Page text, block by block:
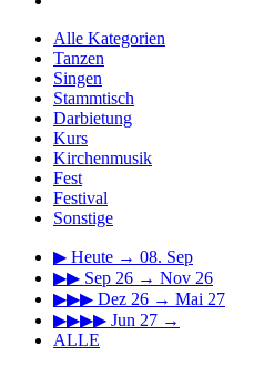
Alle Kategorien
Tanzen
Singen
Stammtisch
Darbietung
Kurs
Kirchenmusik
Fest
Festival
Sonstige
▶ Heute → 08. Sep
▶▶ Sep 26 → Nov 26
▶▶▶ Dez 26 → Mai 27
▶▶▶▶ Jun 27 →
ALLE